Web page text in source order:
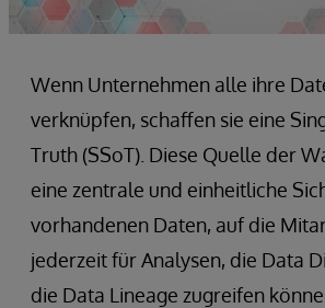
Wenn Unternehmen alle ihre
verknüpfen, schaffen sie eine
Truth (SSoT). Diese Quelle der
eine zentrale und einheitliche
vorhandenen Daten, auf die
jederzeit für Analysen, die Data
die Data Lineage zugreifen